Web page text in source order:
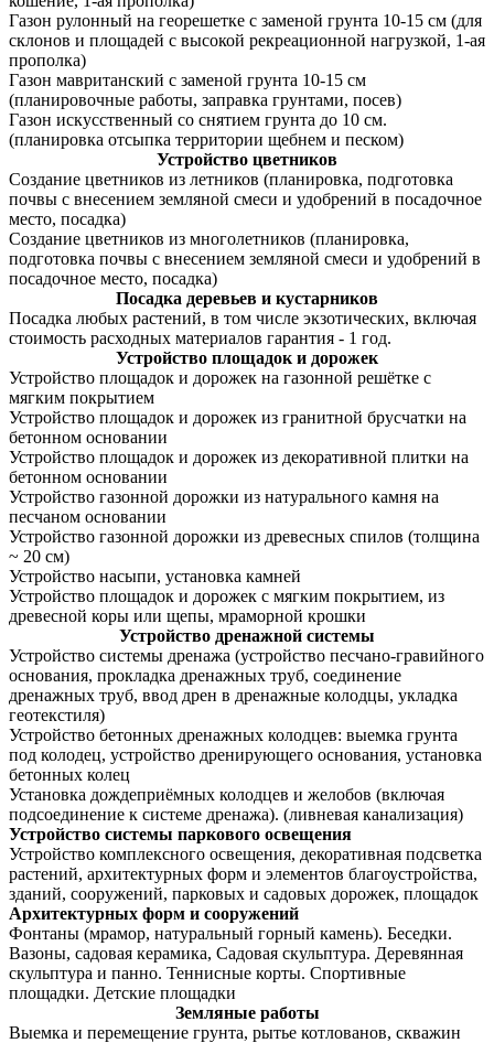
Газон рулонный на георешетке с заменой грунта 10-15 см (для
склонов и площадей с высокой рекреационной нагрузкой, 1-ая
прополка)
Газон мавританский с заменой грунта 10-15 см
(планировочные работы, заправка грунтами, посев)
Газон искусственный со снятием грунта до 10 см.
(планировка отсыпка территории щебнем и песком)
Устройство цветников
Создание цветников из летников (планировка, подготовка
почвы с внесением земляной смеси и удобрений в посадочное
место, посадка)
Создание цветников из многолетников (планировка,
подготовка почвы с внесением земляной смеси и удобрений в
посадочное место, посадка)
Посадка деревьев и кустарников
Посадка любых растений, в том числе экзотических, включая
стоимость расходных материалов гарантия - 1 год.
Устройство площадок и дорожек
Устройство площадок и дорожек на газонной решётке с
мягким покрытием
Устройство площадок и дорожек из гранитной брусчатки на
бетонном основании
Устройство площадок и дорожек из декоративной плитки на
бетонном основании
Устройство газонной дорожки из натурального камня на
песчаном основании
Устройство газонной дорожки из древесных спилов (толщина
~ 20 см)
Устройство насыпи, установка камней
Устройство площадок и дорожек с мягким покрытием, из
древесной коры или щепы, мраморной крошки
Устройство дренажной системы
Устройство системы дренажа (устройство песчано-гравийного
основания, прокладка дренажных труб, соединение
дренажных труб, ввод дрен в дренажные колодцы, укладка
геотекстиля)
Устройство бетонных дренажных колодцев: выемка грунта
под колодец, устройство дренирующего основания, установка
бетонных колец
Установка дождеприёмных колодцев и желобов (включая
подсоединение к системе дренажа). (ливневая канализация)
Устройство системы паркового освещения
Устройство комплексного освещения, декоративная подсветка
растений, архитектурных форм и элементов благоустройства,
зданий, сооружений, парковых и садовых дорожек, площадок
Архитектурных форм и сооружений
Фонтаны (мрамор, натуральный горный камень). Беседки.
Вазоны, садовая керамика, Садовая скульптура. Деревянная
скульптура и панно. Теннисные корты. Спортивные
площадки. Детские площадки
Земляные работы
Выемка и перемещение грунта, рытье котлованов, скважин